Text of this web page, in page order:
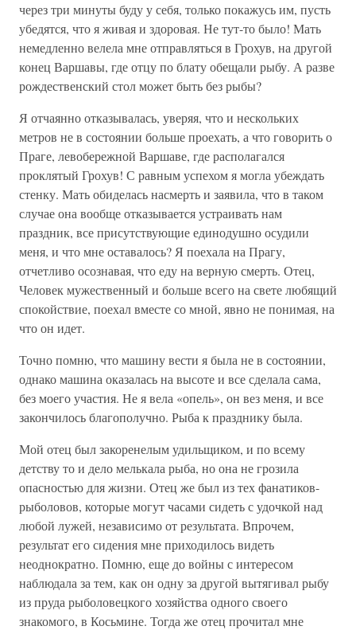
через три минуты буду у себя, только покажусь им, пусть
убедятся, что я живая и здоровая. Не тут-то было! Мать
немедленно велела мне отправляться в Грохув, на другой
конец Варшавы, где отцу по блату обещали рыбу. А разве
рождественский стол может быть без рыбы?
Я отчаянно отказывалась, уверяя, что и нескольких
метров не в состоянии больше проехать, а что говорить о
Праге, левобережной Варшаве, где располагался
проклятый Грохув! С равным успехом я могла убеждать
стенку. Мать обиделась насмерть и заявила, что в таком
случае она вообще отказывается устраивать нам
праздник, все присутствующие единодушно осудили
меня, и что мне оставалось? Я поехала на Прагу,
отчетливо осознавая, что еду на верную смерть. Отец,
Человек мужественный и больше всего на свете любящий
спокойствие, поехал вместе со мной, явно не понимая, на
что он идет.
Точно помню, что машину вести я была не в состоянии,
однако машина оказалась на высоте и все сделала сама,
без моего участия. Не я вела «опель», он вез меня, и все
закончилось благополучно. Рыба к празднику была.
Мой отец был закоренелым удильщиком, и по всему
детству то и дело мелькала рыба, но она не грозила
опасностью для жизни. Отец же был из тех фанатиков-
рыболовов, которые могут часами сидеть с удочкой над
любой лужей, независимо от результата. Впрочем,
результат его сидения мне приходилось видеть
неоднократно. Помню, еще до войны с интересом
наблюдала за тем, как он одну за другой вытягивал рыбу
из пруда рыболовецкого хозяйства одного своего
знакомого, в Косьмине. Тогда же отец прочитал мне